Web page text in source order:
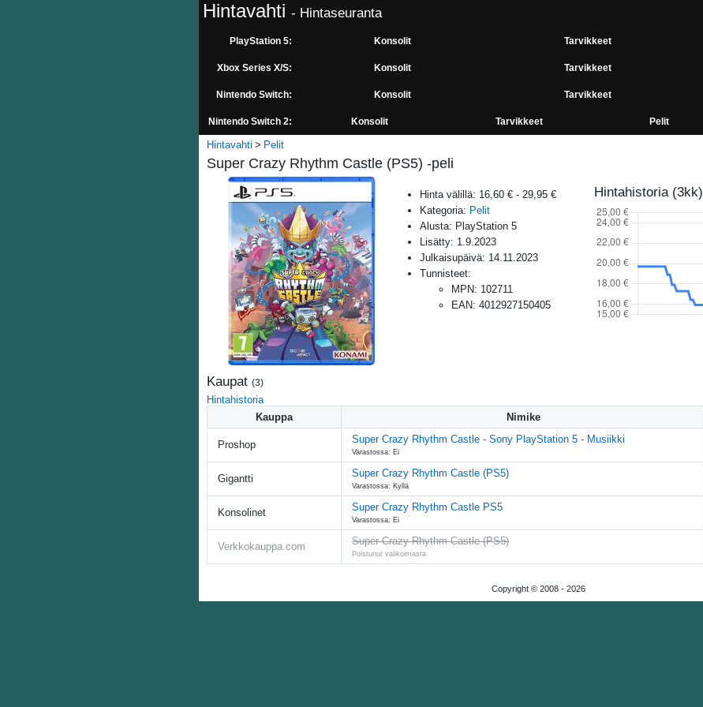
Hintavahti - Hintaseuranta
PlayStation 5: Konsolit Tarvikkeet
Xbox Series X/S: Konsolit Tarvikkeet
Nintendo Switch: Konsolit Tarvikkeet
Nintendo Switch 2: Konsolit Tarvikkeet Pelit
Hintavahti Pelit
Super Crazy Rhythm Castle (PS5) -peli
Hinta välillä: 16,60 € - 29,95 €
Kategoria: Pelit
Alusta: PlayStation 5
Lisätty: 1.9.2023
Julkaisupäivä: 14.11.2023
Tunnisteet:
MPN: 102711
EAN: 4012927150405
Hintahistoria (3kk)
Kaupat (3)
Hintahistoria
Kauppa
Nimike
Proshop Super Crazy Rhythm Castle - Sony PlayStation 5 - Musiikki
Varastossa: Ei
Gigantti Super Crazy Rhythm Castle (PS5)
Varastossa: Kyllä
Konsolinet Super Crazy Rhythm Castle PS5
Varastossa: Ei
Verkkokauppa.com Super Crazy Rhythm Castle (PS5)
Poistunut valikoimasta
Copyright © 2008 - 2026